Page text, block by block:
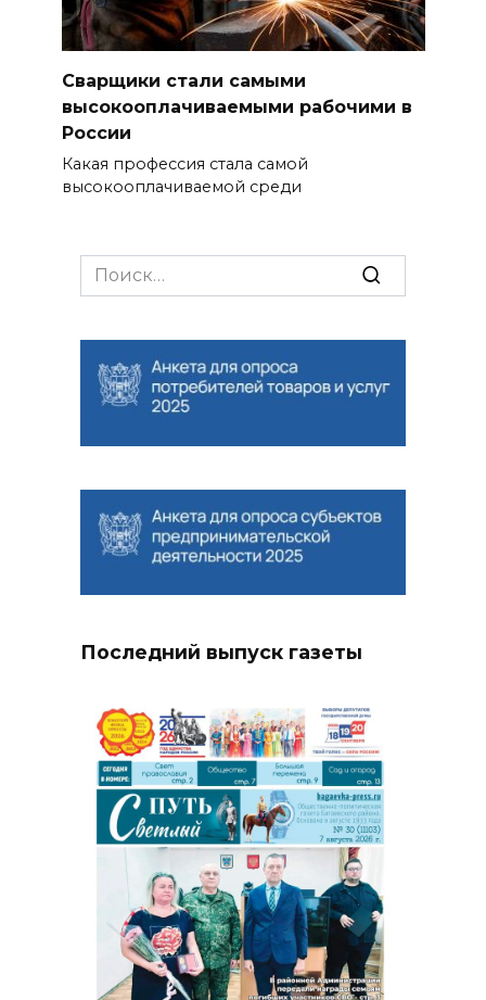
Сварщики стали самыми
высокооплачиваемыми рабочими в
России
Какая профессия стала самой
высокооплачиваемой среди
Search
for:
Последний выпуск газеты